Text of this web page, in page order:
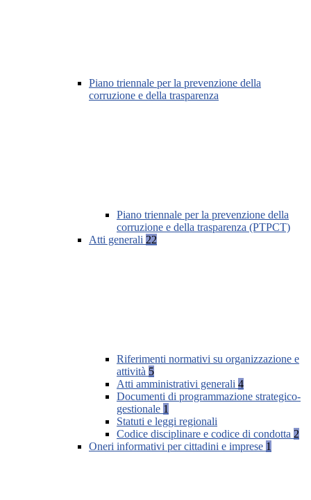
Piano triennale per la prevenzione della
corruzione e della trasparenza
Piano triennale per la prevenzione della
corruzione e della trasparenza (PTPCT)
Atti generali 22
Riferimenti normativi su organizzazione e
attività 5
Atti amministrativi generali 4
Documenti di programmazione strategico-
gestionale 1
Statuti e leggi regionali
Codice disciplinare e codice di condotta 2
Oneri informativi per cittadini e imprese 1